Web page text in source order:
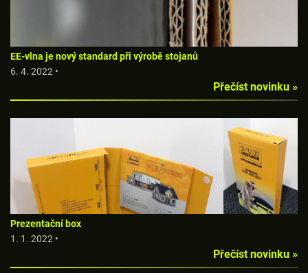
EE-vlna je nový standard při výrobě stojanů
6. 4. 2022 •
Přečíst novinku »
Prezentační box
1. 1. 2022 •
Přečíst novinku »